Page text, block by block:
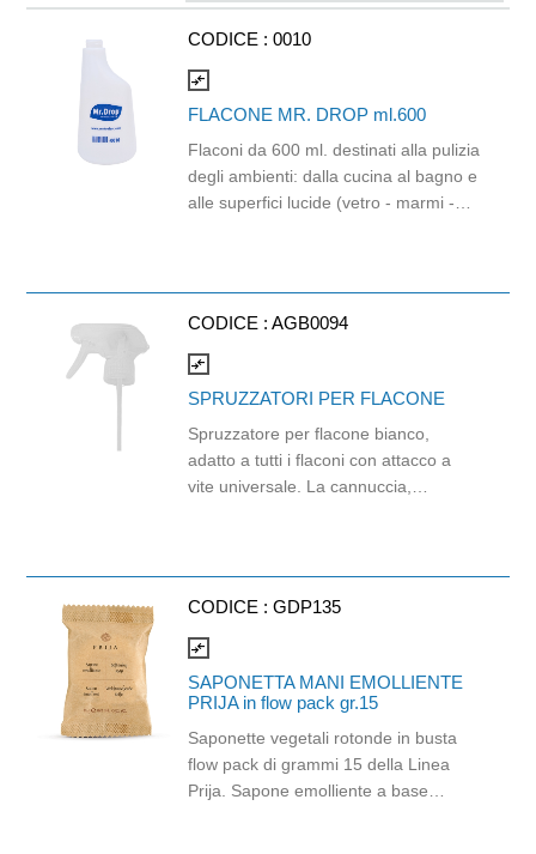
CODICE : 0010
compare_arrows
FLACONE MR. DROP ml.600
Flaconi da 600 ml. destinati alla pulizia
degli ambienti: dalla cucina al bagno e
alle superfici lucide (vetro - marmi -
con Spruzzatori Spray (AGB0094) o
Spruzzatori Effetto Schiuma
(AGB0095).
CODICE : AGB0094
compare_arrows
SPRUZZATORI PER FLACONE
Spruzzatore per flacone bianco,
adatto a tutti i flaconi con attacco a
vite universale. La cannuccia,
cod. 0010
CODICE : GDP135
compare_arrows
SAPONETTA MANI EMOLLIENTE
PRIJA in flow pack gr.15
Saponette vegetali rotonde in busta
flow pack di grammi 15 della Linea
Prija. Sapone emolliente a base